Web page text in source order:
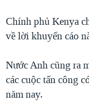
Chính phủ Kenya
về lời khuyến cáo
Nước Anh cũng ra
các cuộc tấn công
năm nay.